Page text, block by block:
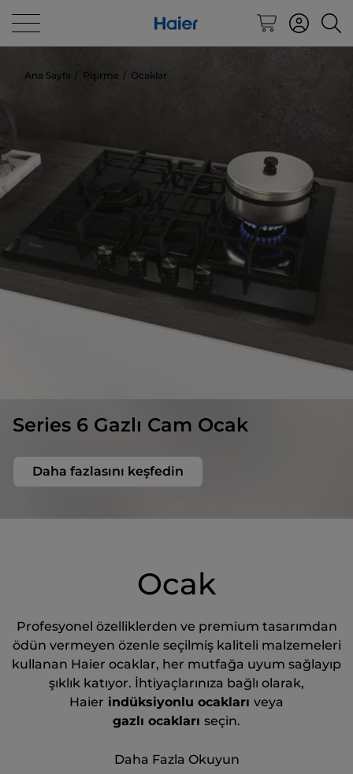
Ana Sayfa Pişirme Ocaklar
Series 6 Gazlı Cam Ocak
Daha fazlasını keşfedin
Ocak
Profesyonel özelliklerden ve premium tasarımdan
ödün vermeyen özenle seçilmiş kaliteli malzemeleri
kullanan Haier ocaklar, her mutfağa uyum sağlayıp
şıklık katıyor. İhtiyaçlarınıza bağlı olarak,
Haier indüksiyonlu ocakları veya
gazlı ocakları seçin.
Daha Fazla Okuyun